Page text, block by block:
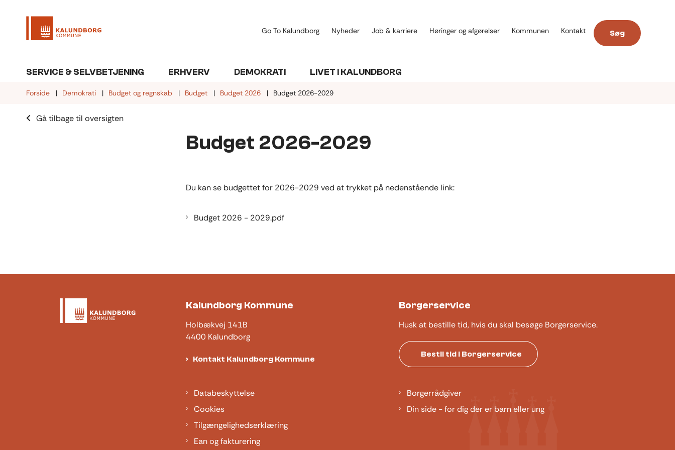
Go To Kalundborg Nyheder Job & karriere Høringer og afgørelser Kommunen Kontakt Søg
SERVICE & SELVBETJENING ERHVERV DEMOKRATI LIVET I KALUNDBORG
Forside Demokrati Budget og regnskab Budget Budget 2026 Budget 2026-2029
Gå tilbage til oversigten
Budget 2026-2029
Du kan se budgettet for 2026-2029 ved at trykket på nedenstående link:
Budget 2026 - 2029.pdf
Kalundborg Kommune
Holbækvej 141B
4400 Kalundborg
Kontakt Kalundborg Kommune
Borgerservice
Husk at bestille tid, hvis du skal besøge Borgerservice.
Bestil tid i Borgerservice
Databeskyttelse
Cookies
Tilgængelighedserklæring
Ean og fakturering
Borgerrådgiver
Din side - for dig der er barn eller ung